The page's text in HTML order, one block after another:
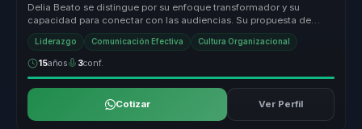
Delia Beato se distingue por su enfoque transformador y su
capacidad para conectar con las audiencias. Su propuesta de
valor radica en su...
Liderazgo Comunicación Efectiva Cultura Organizacional
15años 3conf.
Cotizar Ver Perfil